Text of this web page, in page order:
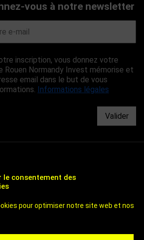
le consentement des
pour optimiser notre site web et nos
vous à notre newsletter
inscription, vous donnez votre
Rouen Normandy Invest mémorise et
email dans le but de vous
Informations légales
Valider
DE ROUEN
000 HABITANTS
C'EST ROUEN - INVEST IN ROUEN